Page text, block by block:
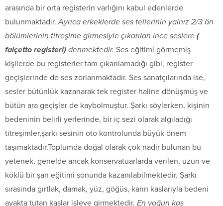
arasında bir orta registerin varlığını kabul edenlerde
bulunmaktadır.Ayrıca erkeklerde ses tellerinin yalnız 2/3 ön
bölümlerinin titreşime girmesiyle çıkarılan ince seslere (
falçetto registeri) denmektedir. Ses eğitimi görmemiş
kişilerde bu registerler tam çıkarılamadığı gibi, register
geçişlerinde de ses zorlanmaktadır. Ses sanatçılarında ise,
sesler bütünlük kazanarak tek register haline dönüşmüş ve
bütün ara geçişler de kaybolmuştur. Şarkı söylerken, kişinin
bedeninin belirli yerlerinde, bir iç sezi olarak algıladığı
titreşimler,şarkı sesinin oto kontrolunda büyük önem
taşımaktadır.Toplumda doğal olarak çok nadir bulunan bu
yetenek, genelde ancak konservatuarlarda verilen, uzun ve
köklü bir şan eğitimi sonunda kazanılabilmektedir. Şarkı
sırasında gırtlak, damak, yüz, göğüs, karın kaslarıyla bedeni
ayakta tutan kaslar işleve girmektedir. En yoğun kas